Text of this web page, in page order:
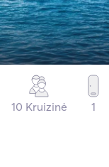
10 Kruizinė 1